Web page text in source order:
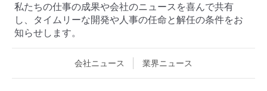
私たちの仕事の成果や会社のニュースを喜んで共有
し、タイムリーな開発や人事の任命と解任の条件をお
知らせします。
会社ニュース 業界ニュース